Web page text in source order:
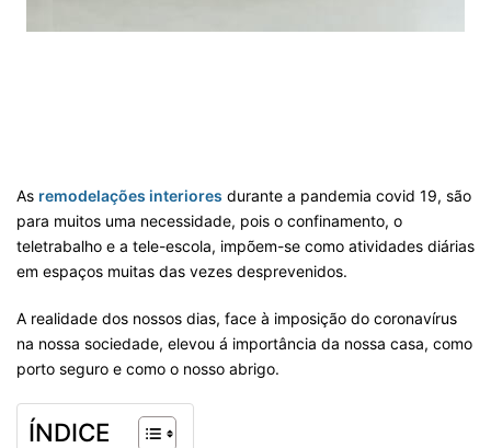
As remodelações interiores durante a pandemia covid 19, são
para muitos uma necessidade, pois o confinamento, o
teletrabalho e a tele-escola, impõem-se como atividades diárias
em espaços muitas das vezes desprevenidos.
A realidade dos nossos dias, face à imposição do coronavírus
na nossa sociedade, elevou á importância da nossa casa, como
porto seguro e como o nosso abrigo.
ÍNDICE